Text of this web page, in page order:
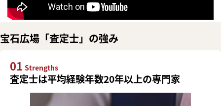
宝石広場「査定士」の強み
01 Strengths
査定士は平均経験年数20年以上の専門家